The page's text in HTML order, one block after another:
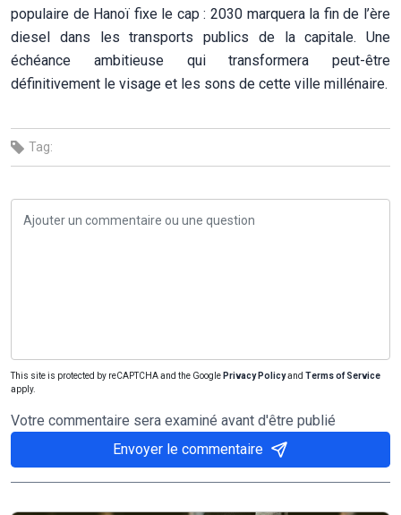
populaire de Hanoï fixe le cap : 2030 marquera la fin de l’ère
diesel dans les transports publics de la capitale. Une
échéance ambitieuse qui transformera peut-être
définitivement le visage et les sons de cette ville millénaire.
Tag:
This site is protected by reCAPTCHA and the Google Privacy Policyand Terms of Service
apply.
Votre commentaire sera examiné avant d'être publié
Envoyer le commentaire